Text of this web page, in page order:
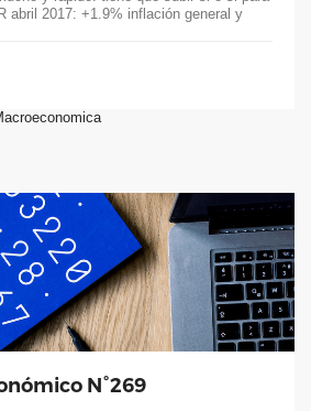
abril 2017: +1.9% inflación general y
N°269